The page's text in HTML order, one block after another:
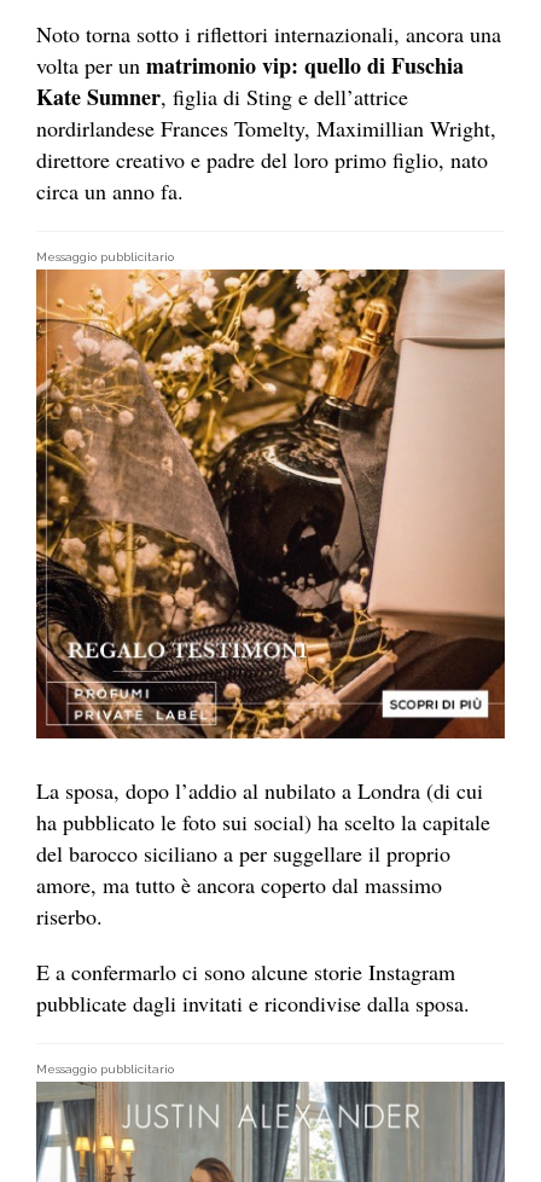
Noto torna sotto i riflettori internazionali, ancora una
volta per un matrimonio vip: quello di Fuschia
Kate Sumner, figlia di Sting e dell’attrice
nordirlandese Frances Tomelty, Maximillian Wright,
direttore creativo e padre del loro primo figlio, nato
circa un anno fa.
Messaggio pubblicitario
La sposa, dopo l’addio al nubilato a Londra (di cui
ha pubblicato le foto sui social) ha scelto la capitale
del barocco siciliano a per suggellare il proprio
amore, ma tutto è ancora coperto dal massimo
riserbo.
E a confermarlo ci sono alcune storie Instagram
pubblicate dagli invitati e ricondivise dalla sposa.
Messaggio pubblicitario